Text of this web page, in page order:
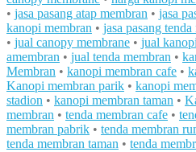
• jasa pasang atap membran • jasa
kanopi membran • jasa pasang tenda
• jual canopy membrane • jual
amembran • jual tenda membran •
Membran • kanopi membran cafe •
Kanopi membran parik • kanopi
stadion • kanopi membran taman •
membran • tenda membran cafe •
membran pabrik • tenda membran
tenda membran taman • tenda